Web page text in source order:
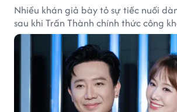
Nhiều khán giả bày tỏ sự tiếc nuối
sau khi Trấn Thành chính thức công